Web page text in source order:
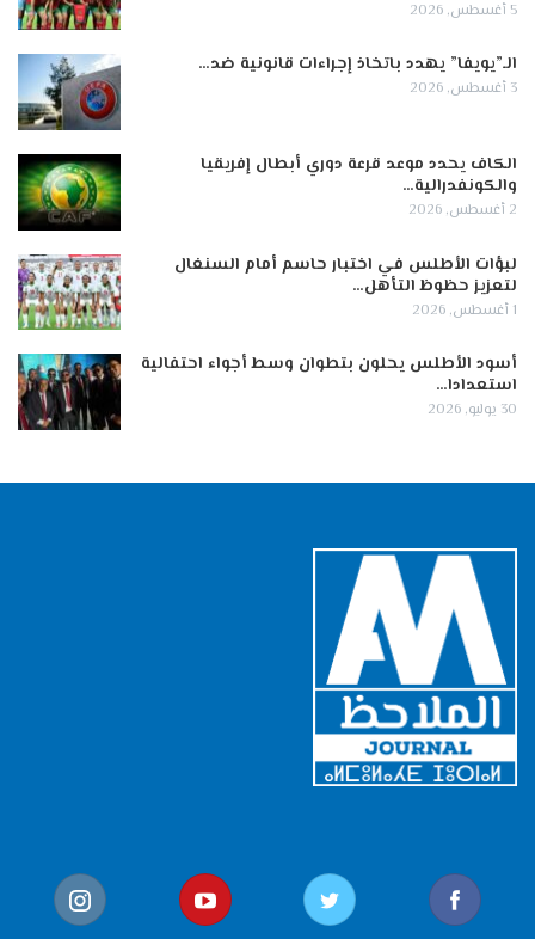
5 أغسطس, 2026
الـ”يويفا” يهدد باتخاذ إجراءات قانونية ضد…
3 أغسطس, 2026
الكاف يحدد موعد قرعة دوري أبطال إفريقيا
والكونفدرالية…
2 أغسطس, 2026
لبؤات الأطلس في اختبار حاسم أمام السنغال
لتعزيز حظوظ التأهل…
1 أغسطس, 2026
أسود الأطلس يحلون بتطوان وسط أجواء احتفالية
استعدادا…
30 يوليو, 2026